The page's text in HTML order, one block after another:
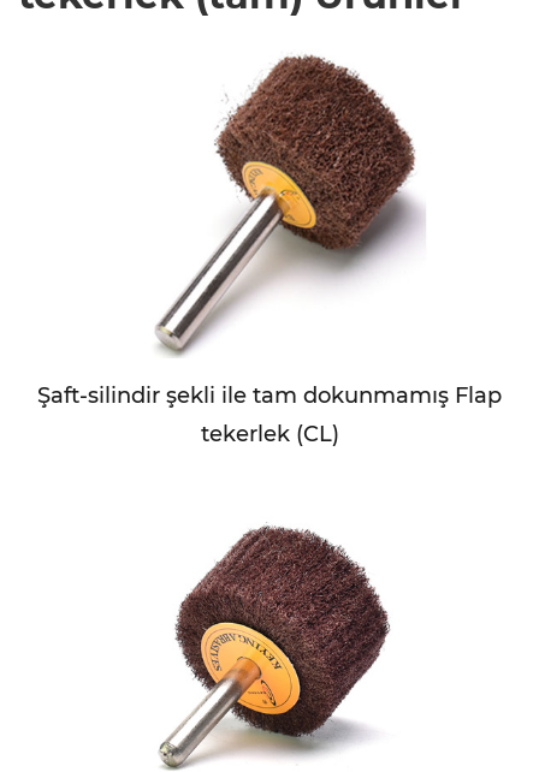
Şaft-silindir şekli ile tam dokunmamış Flap
tekerlek (CL)